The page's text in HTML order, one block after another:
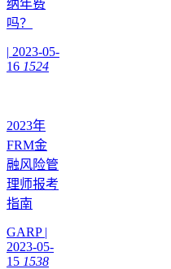
纳年费
吗？
| 2023-05-
16 1524
2023年
FRM金
融风险管
理师报考
指南
GARP |
2023-05-
15 1538